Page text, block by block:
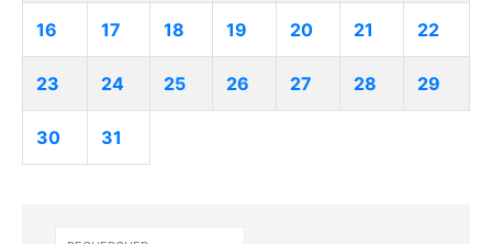
16 17 18 19 20 21 22
23 24 25 26 27 28 29
30 31